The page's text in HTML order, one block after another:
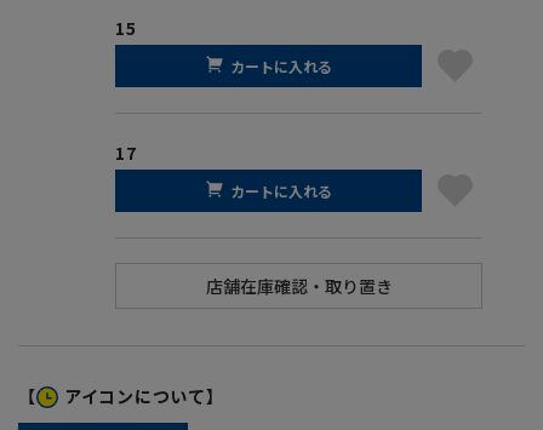
15
カートに入れる
17
カートに入れる
【 アイコンについて】